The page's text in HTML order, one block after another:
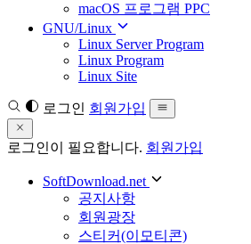
macOS 프로그램 PPC
GNU/Linux
Linux Server Program
Linux Program
Linux Site
로그인 회원가입
로그인이 필요합니다. 회원가입
SoftDownload.net
공지사항
회원광장
스티커(이모티콘)